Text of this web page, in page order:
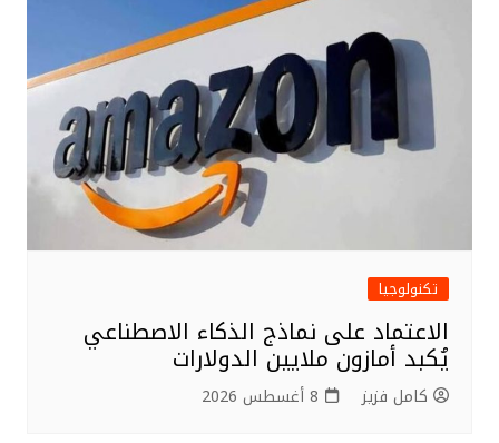
تكنولوجيا
الاعتماد على نماذج الذكاء الاصطناعي
يُكبد أمازون ملايين الدولارات
كامل فزيز 8 أغسطس 2026